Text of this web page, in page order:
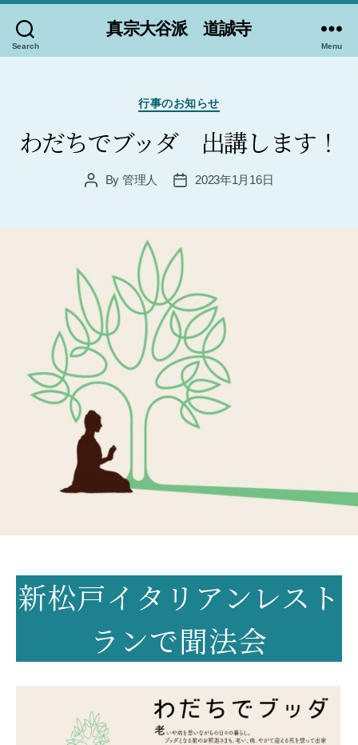
Search
真宗大谷派 道誠寺
Menu
Categories
行事のお知らせ
わだちでブッダ 出講します！
PostBy 管理人
Post2023年1月16日
新松戸イタリアンレスト
ランで聞法会